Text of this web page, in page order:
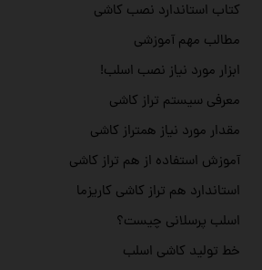
کتاب استاندارد نصب کاشی
مطالب مهم آموزشی
ابزار مورد نیاز نصب اسلب!
معرفی سیستم تراز کاشی
مقدار مورد نیاز همتراز کاشی
آموزش استفاده از هم تراز کاشی
استاندارد هم تراز کاشی کاریزما
اسلب پرسلانی چیست؟
خط تولید کاشی اسلب